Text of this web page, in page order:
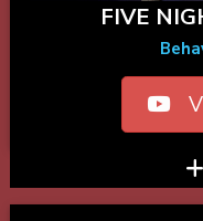
FIVE